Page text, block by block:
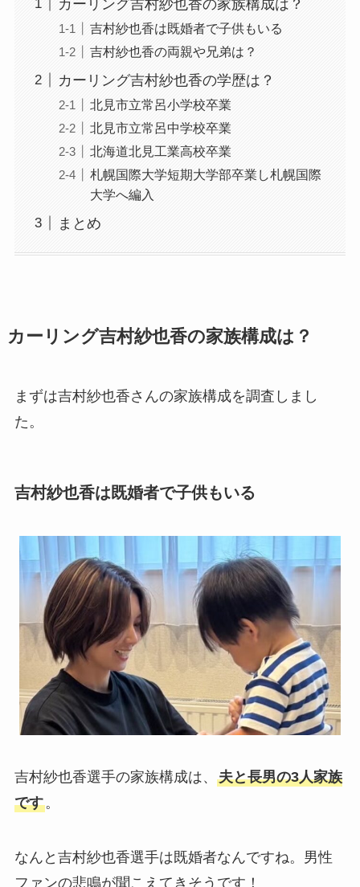
カーリング吉村紗也香の家族構成は？
吉村紗也香は既婚者で子供もいる
吉村紗也香の両親や兄弟は？
カーリング吉村紗也香の学歴は？
北見市立常呂小学校卒業
北見市立常呂中学校卒業
北海道北見工業高校卒業
札幌国際大学短期大学部卒業し札幌国際
大学へ編入
まとめ
カーリング吉村紗也香の家族構成は？
まずは吉村紗也香さんの家族構成を調査しまし
た。
吉村紗也香は既婚者で子供もいる
吉村紗也香選手の家族構成は、 夫と長男の3人家族
です。
なんと吉村紗也香選手は既婚者なんですね。男性
ファンの悲鳴が聞こえてきそうです！